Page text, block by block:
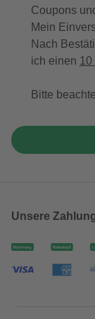
Coupons
Mein
Nach
ich einen 10
Bitte
Unsere